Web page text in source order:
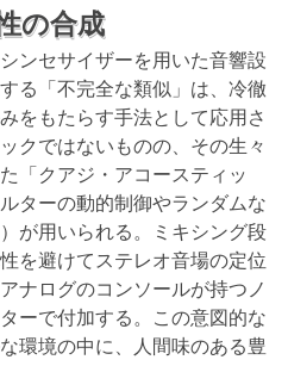
の合成
ンセサイザーを用いた音響設
る「不完全な類似」は、冷徹
をもたらす手法として応用さ
クではないものの、その生々
「クアジ・アコースティッ
ターの動的制御やランダムな
が用いられる。ミキシング段
を避けてステレオ音場の定位
ナログのコンソールが持つノ
ーで付加する。この意図的な
環境の中に、人間味のある豊